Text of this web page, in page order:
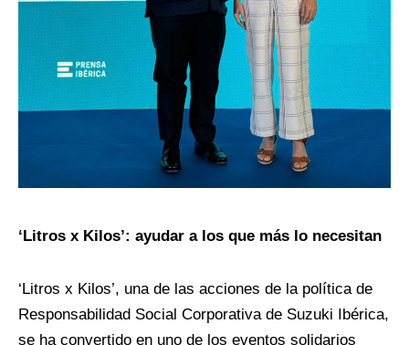
‘Litros x Kilos’: ayudar a los que más lo necesitan
‘Litros x Kilos’, una de las acciones de la política de
Responsabilidad Social Corporativa de Suzuki Ibérica,
se ha convertido en uno de los eventos solidarios